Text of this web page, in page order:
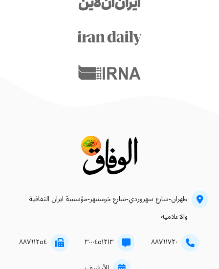
طهران-شارع سهروردي-شارع خرمشهر-مؤسسة ايران الثقافية
والاعلامية
۸۸۷٦۱۷۲۰ ۳۰۰۰٤٥۱۲۱۳ ۸۸۷٦۱۲٥٤